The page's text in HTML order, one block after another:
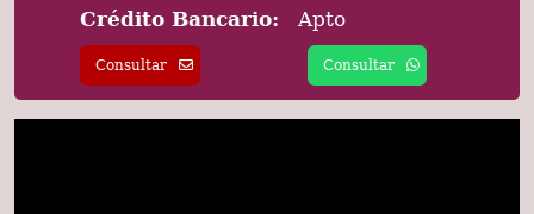
Crédito Bancario: Apto
Consultar Consultar